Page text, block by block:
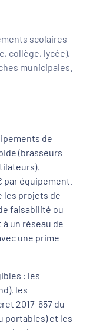
scolaires
collège, lycée),
municipales.
de
(brasseurs
équipement.
les projets de
faisabilité ou
un réseau de
une prime
: les
les
2017-657 du
portables) et les